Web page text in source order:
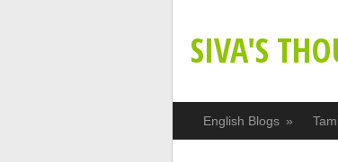
SIVA'S
English Blogs »